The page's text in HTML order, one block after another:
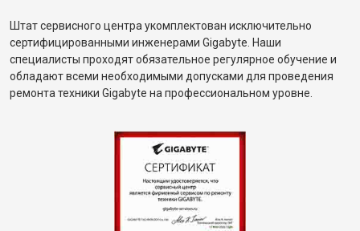
Штат сервисного центра укомплектован исключительно
сертифицированными инженерами Gigabyte. Наши
специалисты проходят обязательное регулярное обучение и
обладают всеми необходимыми допусками для проведения
ремонта техники Gigabyte на профессиональном уровне.